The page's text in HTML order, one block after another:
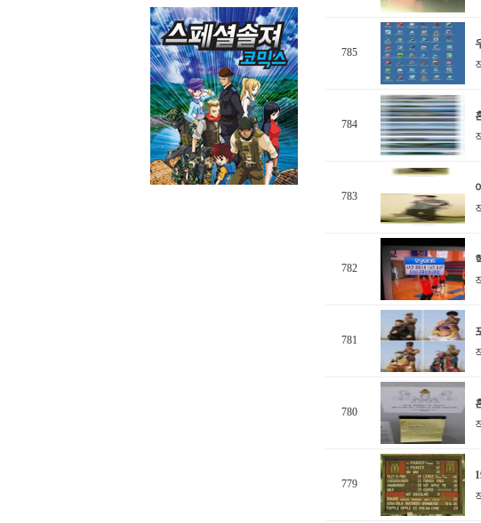
785
784
783
782
781
780
779